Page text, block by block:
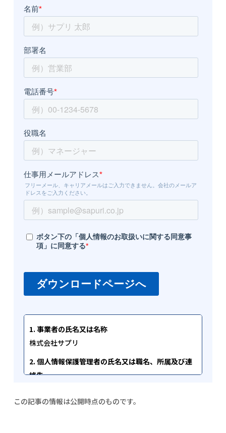
1. 事業者の氏名又は名称
株式会社サプリ
2. 個人情報保護管理者の氏名又は職名、所属及び連
絡先
info[at]sapuri.co.jp
この記事の情報は公開時点のものです。